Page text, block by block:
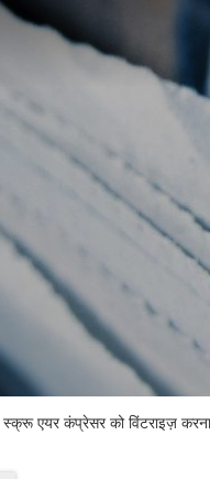
एयर कंप्रेसर को विंटराइज़